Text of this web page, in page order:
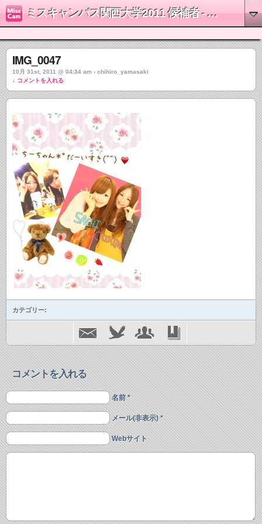
ミスキャンパス関西大学2011 候補者 - 山崎千裕
IMG_0047
10月 31st, 2011 @ 04:34 am › chihiro_yamasaki
↓ コメントを入れる
カテゴリー:
コメントを入れる
名前 *
メール(非表示) *
Webサイト